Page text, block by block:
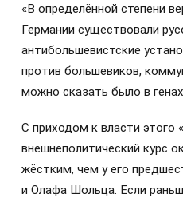
«В определённой степени
Германии существовали
антибольшевистские
против большевиков,
можно сказать было в
С приходом к власти этого
внешнеполитический курс
жёстким, чем у его
и Олафа Шольца. Если